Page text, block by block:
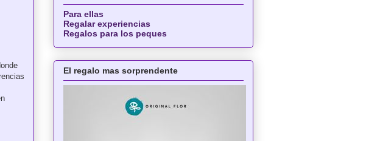
Para ellas
Regalar experiencias
Regalos para los peques
El regalo mas sorprendente